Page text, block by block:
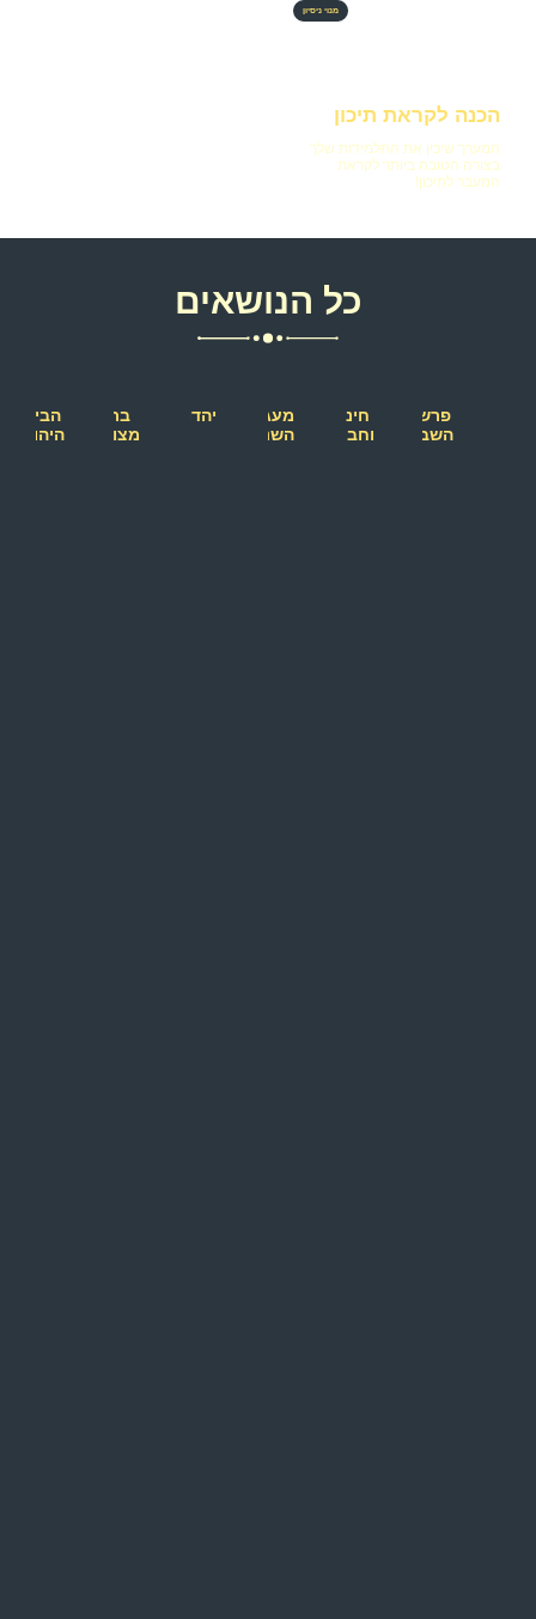
מנוי ניסיון
הכנה לקראת תיכון
המערך שיכין את התלמידות שלך
בצורה הטובה ביותר לקראת
המעבר לתיכון!
כל הנושאים
פרשת
השבוע
חינוך
וחברה
מעגל
השנה
יהדות
בת
מצווה
הבית
היהודי